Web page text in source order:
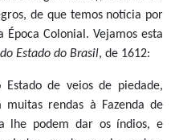
de que temos notícia por
Colonial. Vejamos esta
Estado do Brasil, de 1612:
de veios de piedade,
muitas rendas à Fazenda de
lhe podem dar os índios, e